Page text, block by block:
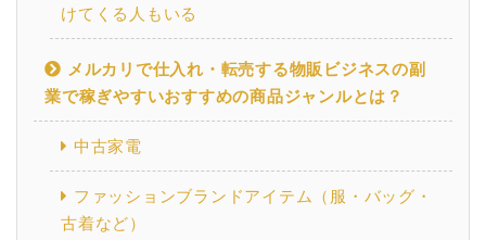
けてくる人もいる
メルカリで仕入れ・転売する物販ビジネスの副
業で稼ぎやすいおすすめの商品ジャンルとは？
中古家電
ファッションブランドアイテム（服・バッグ・
古着など）